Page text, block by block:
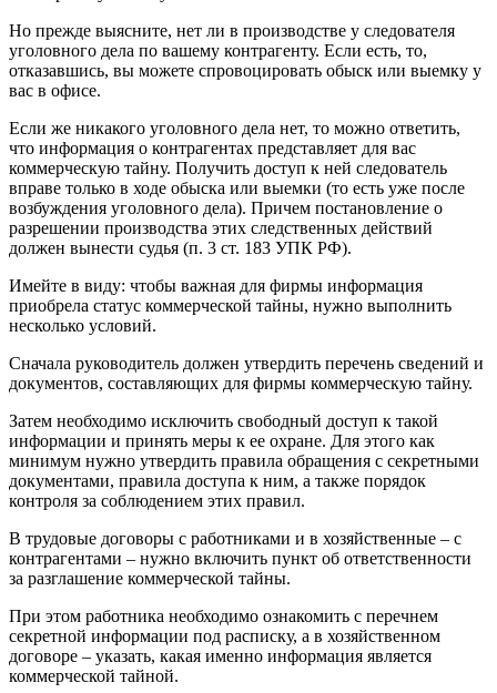
Но прежде выясните, нет ли в производстве у следователя
уголовного дела по вашему контрагенту. Если есть, то,
отказавшись, вы можете спровоцировать обыск или выемку у
вас в офисе.
Если же никакого уголовного дела нет, то можно ответить,
что информация о контрагентах представляет для вас
коммерческую тайну. Получить доступ к ней следователь
вправе только в ходе обыска или выемки (то есть уже после
возбуждения уголовного дела). Причем постановление о
разрешении производства этих следственных действий
должен вынести судья (п. 3 ст. 183 УПК РФ).
Имейте в виду: чтобы важная для фирмы информация
приобрела статус коммерческой тайны, нужно выполнить
несколько условий.
Сначала руководитель должен утвердить перечень сведений и
документов, составляющих для фирмы коммерческую тайну.
Затем необходимо исключить свободный доступ к такой
информации и принять меры к ее охране. Для этого как
минимум нужно утвердить правила обращения с секретными
документами, правила доступа к ним, а также порядок
контроля за соблюдением этих правил.
В трудовые договоры с работниками и в хозяйственные – с
контрагентами – нужно включить пункт об ответственности
за разглашение коммерческой тайны.
При этом работника необходимо ознакомить с перечнем
секретной информации под расписку, а в хозяйственном
договоре – указать, какая именно информация является
коммерческой тайной.